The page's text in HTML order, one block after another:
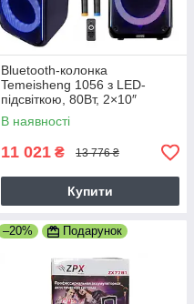
Bluetooth-колонка
Temeisheng 1056 з LED-
підсвіткою, 80Вт, 2×10″
динаміками, караоке-
функцією, 2 мікрофони та
пультом ДУ
В наявності
11 021 ₴ 13 776 ₴
Купити
–20% Подарунок